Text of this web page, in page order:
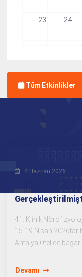
23 24
30 31
Tüm Etkinlikler
4 Haziran 2026
41. Klinik
15-19 Nisan
Antalya Otel’de
Devamı